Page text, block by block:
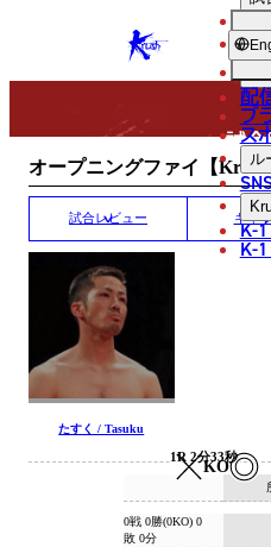
KRUSH
シ
配
ブ
ス
ル
K-1
K-1
MATCH
試
オープニングファイ【Krush
試合レビュー ギャ
たすく / Tasuku
KO
1R 2分33秒
0戦 0勝(0KO) 0
敗 0分